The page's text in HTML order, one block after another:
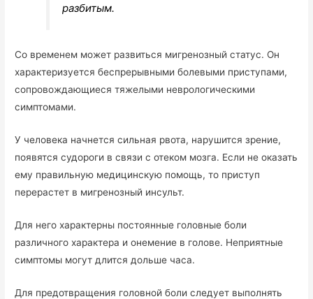
разбитым.
Со временем может развиться мигренозный статус. Он
характеризуется беспрерывными болевыми приступами,
сопровождающиеся тяжелыми неврологическими
симптомами.
У человека начнется сильная рвота, нарушится зрение,
появятся судороги в связи с отеком мозга. Если не оказать
ему правильную медицинскую помощь, то приступ
перерастет в мигренозный инсульт.
Для него характерны постоянные головные боли
различного характера и онемение в голове. Неприятные
симптомы могут длится дольше часа.
Для предотвращения головной боли следует выполнять